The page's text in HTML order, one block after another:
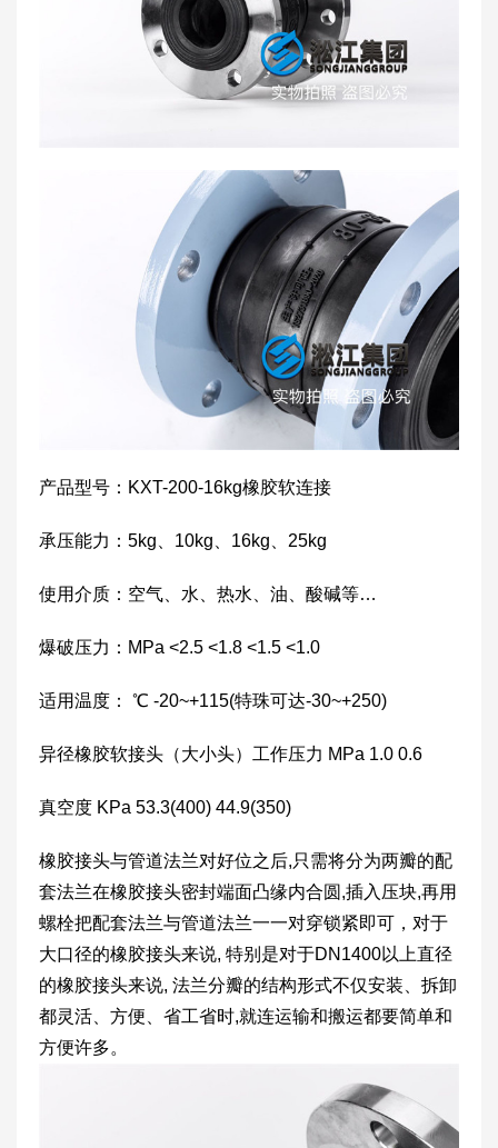
产品型号：KXT-200-16kg橡胶软连接
承压能力：5kg、10kg、16kg、25kg
使用介质：空气、水、热水、油、酸碱等…
爆破压力：MPa <2.5 <1.8 <1.5 <1.0
适用温度： ℃ -20~+115(特珠可达-30~+250)
异径橡胶软接头（大小头）工作压力 MPa 1.0 0.6
真空度 KPa 53.3(400) 44.9(350)
橡胶接头与管道法兰对好位之后,只需将分为两瓣的配
套法兰在橡胶接头密封端面凸缘内合圆,插入压块,再用
螺栓把配套法兰与管道法兰一一对穿锁紧即可，对于
大口径的橡胶接头来说, 特别是对于DN1400以上直径
的橡胶接头来说, 法兰分瓣的结构形式不仅安装、拆卸
都灵活、方便、省工省时,就连运输和搬运都要简单和
方便许多。